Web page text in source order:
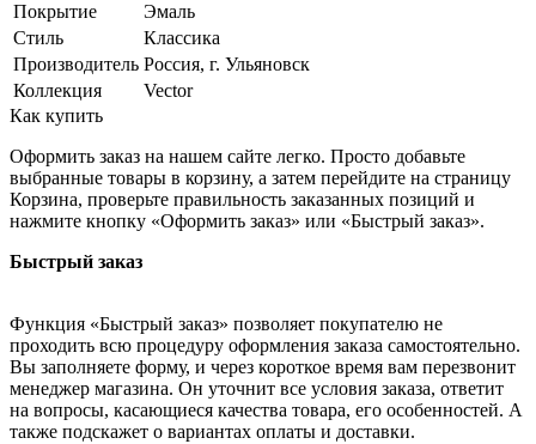
Покрытие
Эмаль
Стиль
Классика
Производитель Россия, г. Ульяновск
Коллекция
Vector
Как купить
Оформить заказ на нашем сайте легко. Просто добавьте
выбранные товары в корзину, а затем перейдите на страницу
Корзина, проверьте правильность заказанных позиций и
нажмите кнопку «Оформить заказ» или «Быстрый заказ».
Быстрый заказ
Функция «Быстрый заказ» позволяет покупателю не
проходить всю процедуру оформления заказа самостоятельно.
Вы заполняете форму, и через короткое время вам перезвонит
менеджер магазина. Он уточнит все условия заказа, ответит
на вопросы, касающиеся качества товара, его особенностей. А
также подскажет о вариантах оплаты и доставки.